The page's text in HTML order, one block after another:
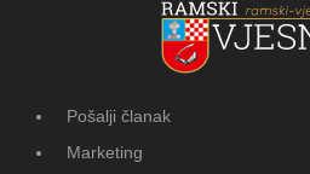
Pošalji članak
Marketing